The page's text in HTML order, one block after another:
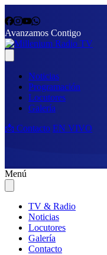
Avanzamos Contigo
Noticias
Programación
Locutores
Galería
📩 Contacto EN VIVO
Menú
TV & Radio
Noticias
Locutores
Galería
Contacto